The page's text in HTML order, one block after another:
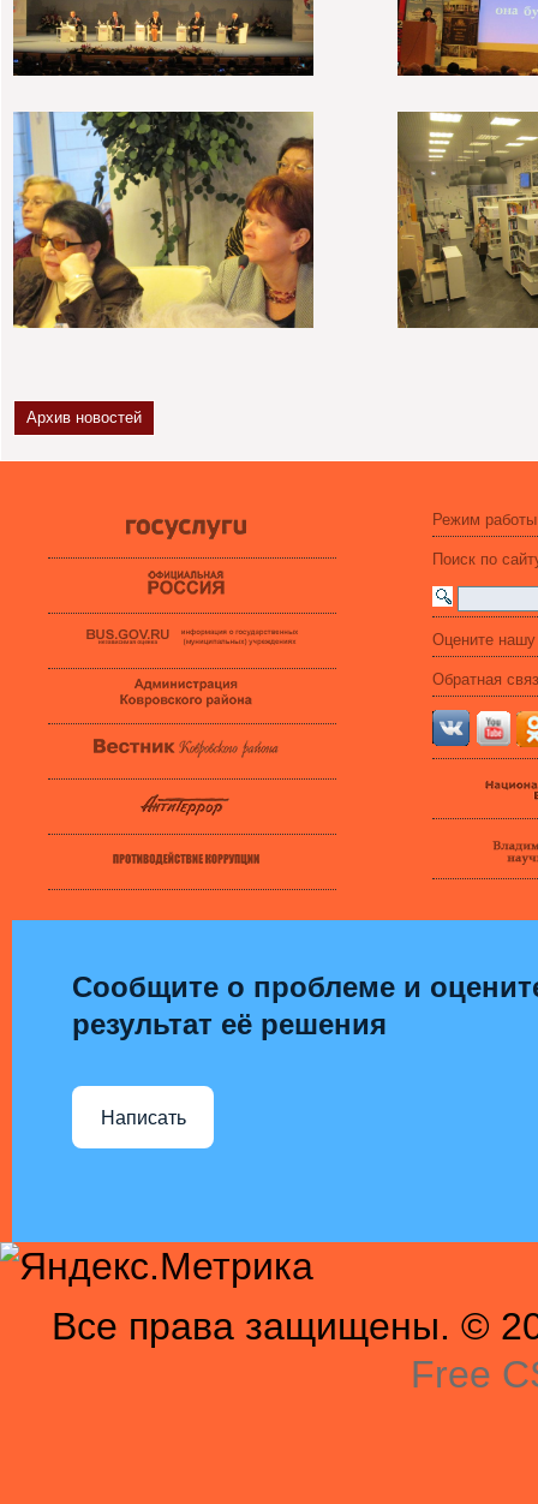
Архив новостей
Режим работы
Поиск по
Оцените нашу
Обратная
Сообщите о проблеме и
результат её решения
Написать
Все права защищены. ©
Free